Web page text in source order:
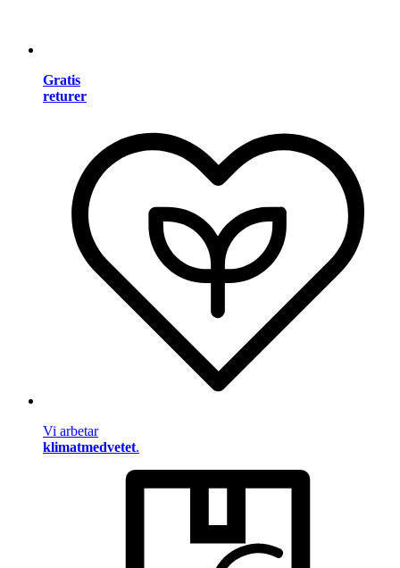
Gratis
returer
Vi arbetar
klimatmedvetet.